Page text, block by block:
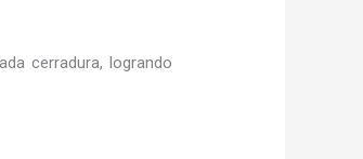
cerradura, logrando